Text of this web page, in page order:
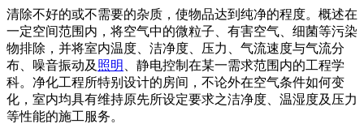
清除不好的或不需要的杂质，使物品达到纯净的程度。概述在
一定空间范围内，将空气中的微粒子、有害空气、细菌等污染
物排除，并将室内温度、洁净度、压力、气流速度与气流分
布、噪音振动及 照明
、静电控制在某一需求范围内的工程学
科。净化工程所特别设计的房间，不论外在空气条件如何变
化，室内均具有维持原先所设定要求之洁净度、温湿度及压力
等性能的施工服务。